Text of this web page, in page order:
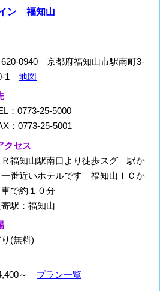
ン 福知山
620-0940 京都府福知山市駅南町3-
1 地図
：0773-25-5000
：0773-25-5001
クセス
Ｒ福知山駅南口より徒歩スグ 駅か
一番近いホテルです 福知山ＩＣか
車で約１０分
駅：福知山
(無料)
～ プラン一覧